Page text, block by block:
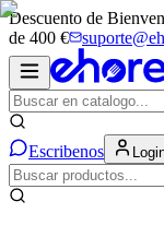
Descuento de
de 400 €
Escribenos